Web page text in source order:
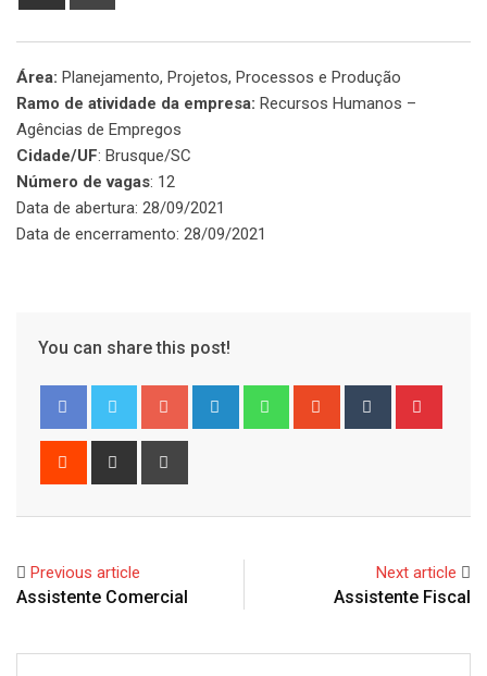
Área: Planejamento, Projetos, Processos e Produção
Ramo de atividade da empresa: Recursos Humanos –
Agências de Empregos
Cidade/UF: Brusque/SC
Número de vagas: 12
Data de abertura: 28/09/2021
Data de encerramento: 28/09/2021
You can share this post!
Google+ LinkedIn WhatsappStumbleUpon
Tumblr
Reddit
Share
Previous article
Assistente Comercial
Next article
Assistente Fiscal